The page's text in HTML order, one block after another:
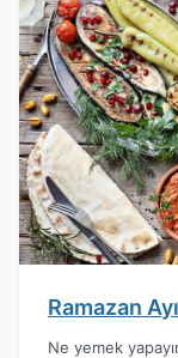
Ramazan
Ne yemek